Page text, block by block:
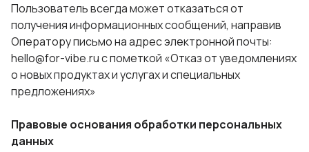
Пользователь всегда может отказаться от
получения информационных сообщений, направив
Оператору письмо на адрес электронной почты:
hello@for-vibe.ru с пометкой «Отказ от уведомлениях
о новых продуктах и услугах и специальных
предложениях»
Правовые основания обработки персональных
данных